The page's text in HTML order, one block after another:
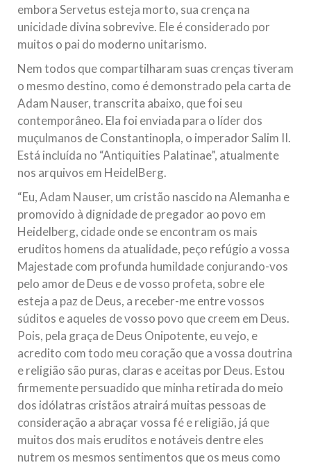
embora Servetus esteja morto, sua crença na
unicidade divina sobrevive. Ele é considerado por
muitos o pai do moderno unitarismo.
Nem todos que compartilharam suas crenças tiveram
o mesmo destino, como é demonstrado pela carta de
Adam Nauser, transcrita abaixo, que foi seu
contemporâneo. Ela foi enviada para o líder dos
muçulmanos de Constantinopla, o imperador Salim II.
Está incluída no “Antiquities Palatinae”, atualmente
nos arquivos em HeidelBerg.
“Eu, Adam Nauser, um cristão nascido na Alemanha e
promovido à dignidade de pregador ao povo em
Heidelberg, cidade onde se encontram os mais
eruditos homens da atualidade, peço refúgio a vossa
Majestade com profunda humildade conjurando-vos
pelo amor de Deus e de vosso profeta, sobre ele
esteja a paz de Deus, a receber-me entre vossos
súditos e aqueles de vosso povo que creem em Deus.
Pois, pela graça de Deus Onipotente, eu vejo, e
acredito com todo meu coração que a vossa doutrina
e religião são puras, claras e aceitas por Deus. Estou
firmemente persuadido que minha retirada do meio
dos idólatras cristãos atrairá muitas pessoas de
consideração a abraçar vossa fé e religião, já que
muitos dos mais eruditos e notáveis dentre eles
nutrem os mesmos sentimentos que os meus como